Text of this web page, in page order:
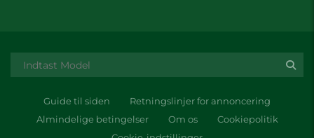
Guide til siden
Retningslinjer for annoncering
Almindelige betingelser
Om os
Cookiepolitik